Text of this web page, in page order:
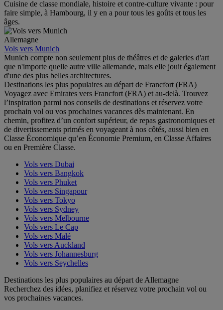
Cuisine de classe mondiale, histoire et contre-culture vivante : pour
faire simple, à Hambourg, il y en a pour tous les goûts et tous les
âges.
Allemagne
Vols vers Munich
Munich compte non seulement plus de théâtres et de galeries d'art
que n'importe quelle autre ville allemande, mais elle jouit également
d'une des plus belles architectures.
Destinations les plus populaires au départ de Francfort (FRA)
Voyagez avec Emirates vers Francfort (FRA) et au-delà. Trouvez
l’inspiration parmi nos conseils de destinations et réservez votre
prochain vol ou vos prochaines vacances dès maintenant. En
chemin, profitez d’un confort supérieur, de repas gastronomiques et
de divertissements primés en voyageant à nos côtés, aussi bien en
Classe Économique qu’en Économie Premium, en Classe Affaires
ou en Première Classe.
Vols vers Dubai
Vols vers Bangkok
Vols vers Phuket
Vols vers Singapour
Vols vers Tokyo
Vols vers Sydney
Vols vers Melbourne
Vols vers Le Cap
Vols vers Malé
Vols vers Auckland
Vols vers Johannesburg
Vols vers Seychelles
Destinations les plus populaires au départ de Allemagne
Recherchez des idées, planifiez et réservez votre prochain vol ou
vos prochaines vacances.